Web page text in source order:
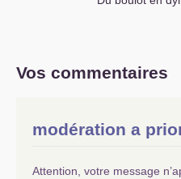
Vos commentaires
modération a
Attention, votre message